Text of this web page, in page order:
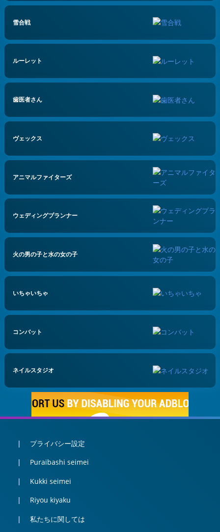
雪合戦
ルーレット
歯医者さん
ヴェックス
アニマルファイターズ
ウェディングプランナー
火の男の子と水の女の子
いちゃいちゃ
コンバット
ネイルスタジオ
プライバシー設定
Puraibashi seimei
Kukki seimei
Riyou kiyaku
私たちに関しては